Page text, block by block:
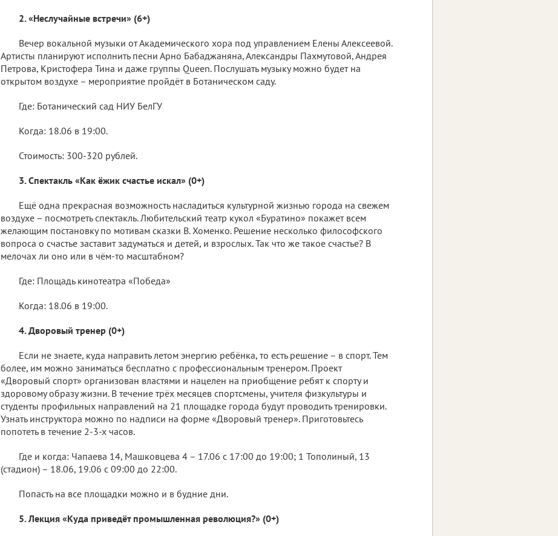
2. «Неслучайные встречи» (6+)
Вечер вокальной музыки от Академического хора под управлением Елены Алексеевой.
Артисты планируют исполнить песни Арно Бабаджаняна, Александры Пахмутовой, Андрея
Петрова, Кристофера Тина и даже группы Queen. Послушать музыку можно будет на
открытом воздухе – мероприятие пройдёт в Ботаническом саду.
Где: Ботанический сад НИУ БелГУ
Когда: 18.06 в 19:00.
Стоимость: 300-320 рублей.
3. Спектакль «Как ёжик счастье искал» (0+)
Ещё одна прекрасная возможность насладиться культурной жизнью города на свежем
воздухе – посмотреть спектакль. Любительский театр кукол «Буратино» покажет всем
желающим постановку по мотивам сказки В. Хоменко. Решение несколько философского
вопроса о счастье заставит задуматься и детей, и взрослых. Так что же такое счастье? В
мелочах ли оно или в чём-то масштабном?
Где: Площадь кинотеатра «Победа»
Когда: 18.06 в 19:00.
4. Дворовый тренер (0+)
Если не знаете, куда направить летом энергию ребёнка, то есть решение – в спорт. Тем
более, им можно заниматься бесплатно с профессиональным тренером. Проект
«Дворовый спорт» организован властями и нацелен на приобщение ребят к спорту и
здоровому образу жизни. В течение трёх месяцев спортсмены, учителя физкультуры и
студенты профильных направлений на 21 площадке города будут проводить тренировки.
Узнать инструктора можно по надписи на форме «Дворовый тренер». Приготовьтесь
попотеть в течение 2-3-х часов.
Где и когда: Чапаева 14, Машковцева 4 – 17.06 с 17:00 до 19:00; 1 Тополиный, 13
(стадион) – 18.06, 19.06 с 09:00 до 22:00.
Попасть на все площадки можно и в будние дни.
5. Лекция «Куда приведёт промышленная революция?» (0+)